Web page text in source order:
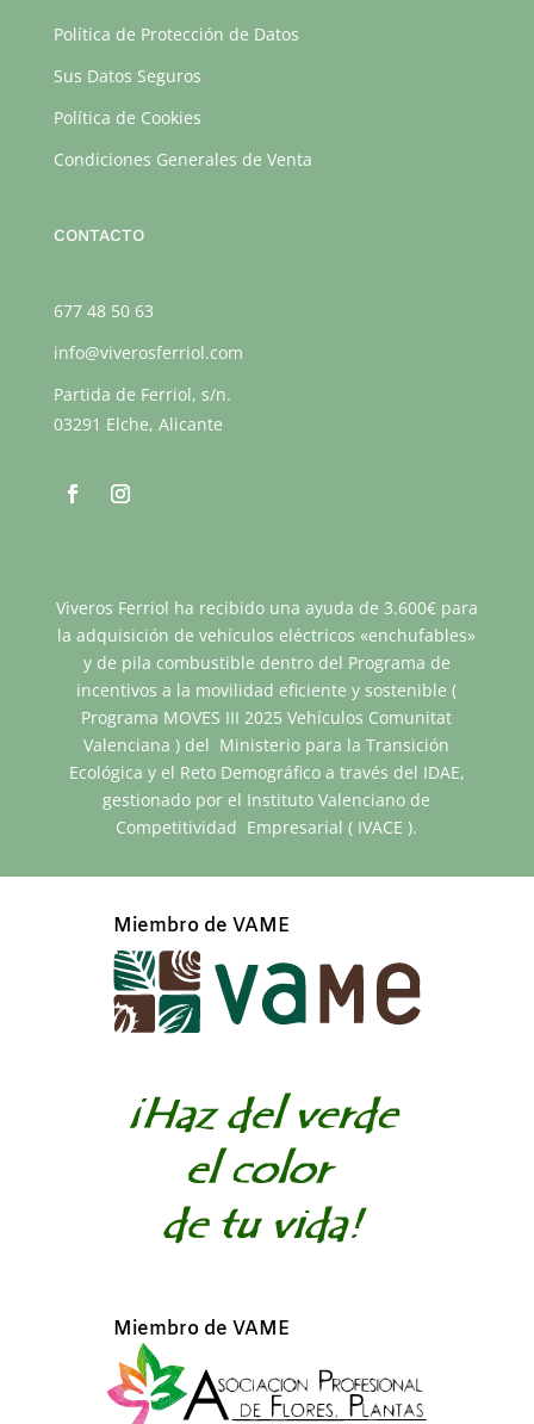
Política de Protección de Datos
Sus Datos Seguros
Política de Cookies
Condiciones Generales de Venta
CONTACTO
677 48 50 63
info@viverosferriol.com
Partida de Ferriol, s/n.
03291 Elche, Alicante
Viveros Ferriol ha recibido una ayuda de 3.600€ para
la adquisición de vehículos eléctricos «enchufables»
y de pila combustible dentro del Programa de
incentivos a la movilidad eficiente y sostenible (
Programa MOVES III 2025 Vehículos Comunitat
Valenciana ) del Ministerio para la Transición
Ecológica y el Reto Demográfico a través del IDAE,
gestionado por el Instituto Valenciano de
Competitividad Empresarial ( IVACE ).
Miembro de VAME
Miembro de VAME